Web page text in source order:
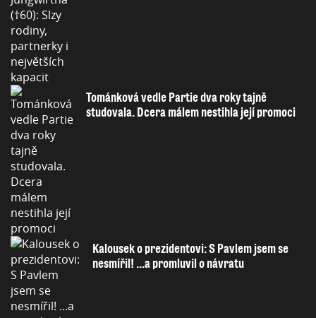
Tománková vedle Partie dva roky tajně
studovala. Dcera málem nestihla její promoci
Kalousek o prezidentovi: S Pavlem jsem se
nesmířil! ...a promluvil o návratu